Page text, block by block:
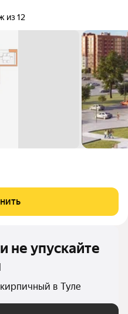
из 12
не упускайте
в Туле